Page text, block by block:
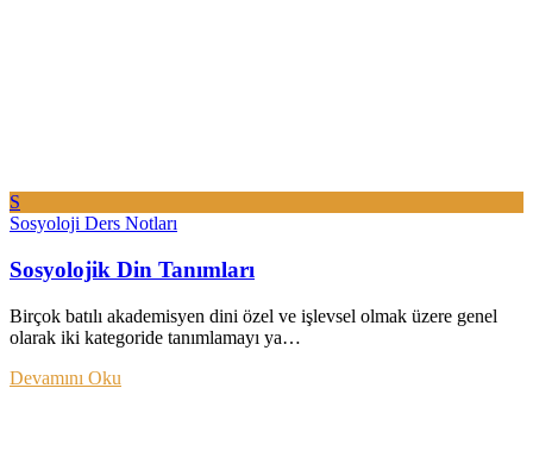
S
Sosyoloji Ders Notları
Sosyolojik Din Tanımları
Birçok batılı akademisyen dini özel ve işlevsel olmak üzere genel
olarak iki kategoride tanımlamayı ya…
Devamını Oku